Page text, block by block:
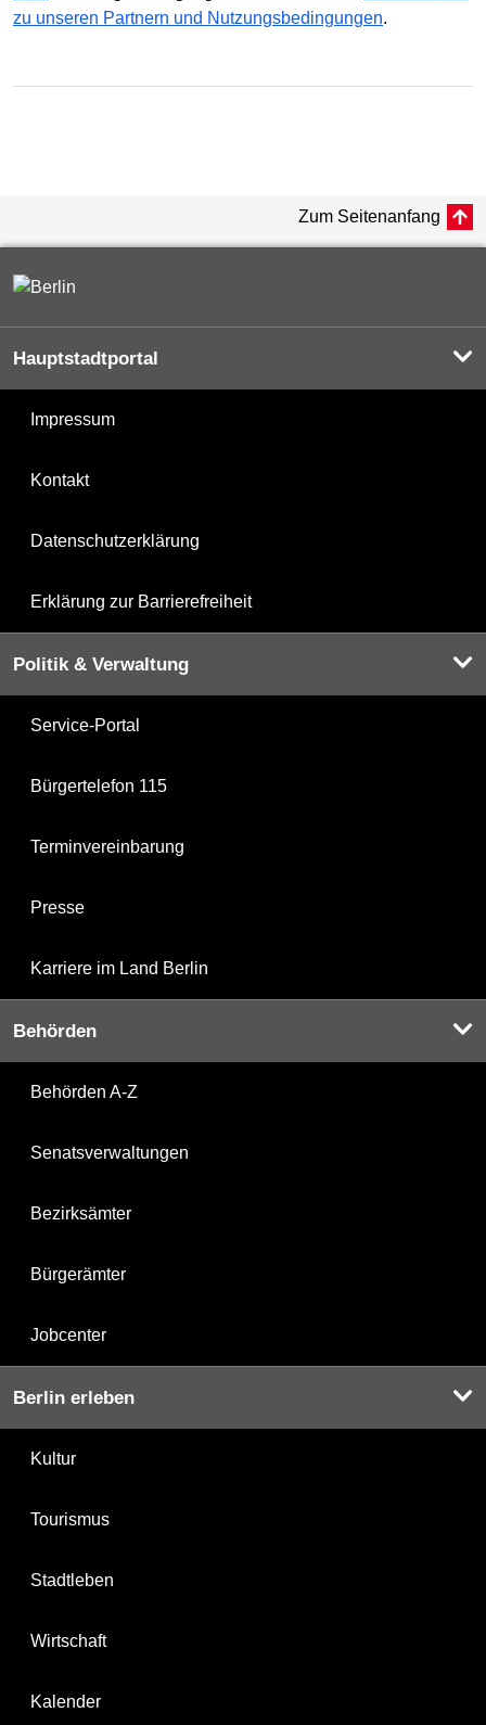
zu unseren Partnern und Nutzungsbedingungen.
Zum Seitenanfang
Hauptstadtportal
Impressum
Kontakt
Datenschutzerklärung
Erklärung zur Barrierefreiheit
Politik & Verwaltung
Service-Portal
Bürgertelefon 115
Terminvereinbarung
Presse
Karriere im Land Berlin
Behörden
Behörden A-Z
Senatsverwaltungen
Bezirksämter
Bürgerämter
Jobcenter
Berlin erleben
Kultur
Tourismus
Stadtleben
Wirtschaft
Kalender